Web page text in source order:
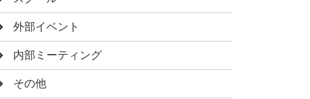
外部イベント
内部ミーティング
その他